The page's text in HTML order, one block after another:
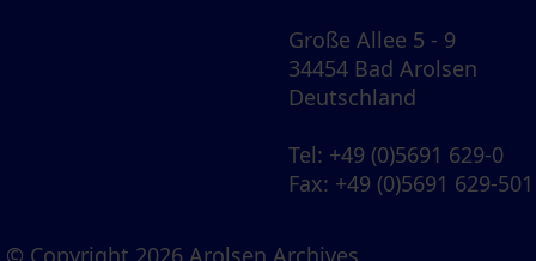
Große Allee 5 - 9
34454 Bad Arolsen
Deutschland
Tel: +49 (0)5691 629-0
Fax: +49 (0)5691 629-501
© Copyright 2026 Arolsen Archives